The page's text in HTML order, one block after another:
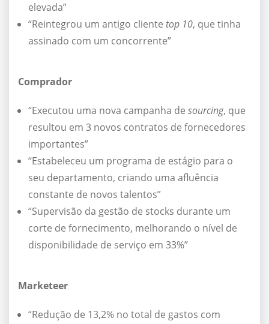
elevada”
“Reintegrou um antigo cliente top 10, que tinha
assinado com um concorrente”
Comprador
“Executou uma nova campanha de sourcing, que
resultou em 3 novos contratos de fornecedores
importantes”
“Estabeleceu um programa de estágio para o
seu departamento, criando uma afluência
constante de novos talentos”
“Supervisão da gestão de stocks durante um
corte de fornecimento, melhorando o nível de
disponibilidade de serviço em 33%”
Marketeer
“Redução de 13,2% no total de gastos com